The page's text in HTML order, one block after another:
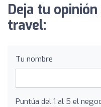
Deja tu
travel:
Tu nombre
Puntúa del 1 al 5 el